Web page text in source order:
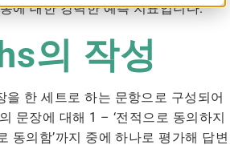
에 대한 강력한 예측 지표입니다.
의 작성
을 한 세트로 하는 문항으로 구성되어
문장에 대해 1 – ‘전적으로 동의하지
동의함’까지 중에 하나로 평가해 답변